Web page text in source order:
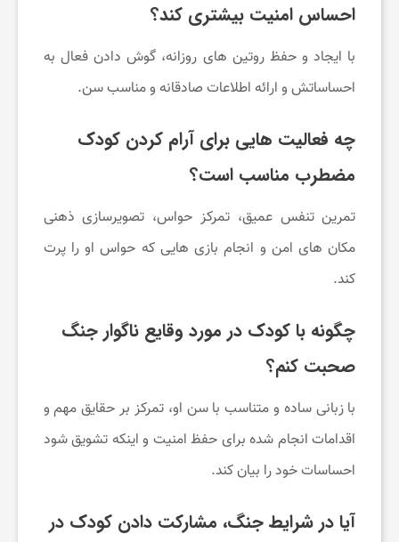
احساس امنیت بیشتری کند؟
با ایجاد و حفظ روتین ‌های روزانه، گوش دادن فعال به
احساساتش و ارائه اطلاعات صادقانه و مناسب سن.
چه فعالیت‌ هایی برای آرام کردن کودک
مضطرب مناسب است؟
تمرین تنفس عمیق، تمرکز حواس، تصویرسازی ذهنی
مکان ‌های امن و انجام بازی هایی که حواس او را پرت
کند.
چگونه با کودک در مورد وقایع ناگوار جنگ
صحبت کنم؟
با زبانی ساده و متناسب با سن او، تمرکز بر حقایق مهم و
اقدامات انجام شده برای حفظ امنیت و اینکه تشویق شود
احساسات خود را بیان کند.
آیا در شرایط جنگ، مشارکت دادن کودک در